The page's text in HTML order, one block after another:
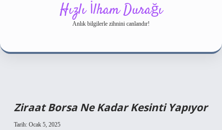
Hızlı İlham Durağı
Anlık bilgilerle zihnini canlandır!
Ziraat Borsa Ne Kadar Kesinti Yapıyor
Tarih: Ocak 5, 2025